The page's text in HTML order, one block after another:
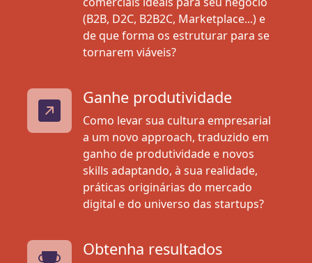
(B2B, D2C, B2B2C, Marketplace...) e
de que forma os estruturar para se
tornarem viáveis?
Ganhe produtividade
Como levar sua cultura empresarial
a um novo approach, traduzido em
ganho de produtividade e novos
skills adaptando, à sua realidade,
práticas originárias do mercado
digital e do universo das startups?
Obtenha resultados